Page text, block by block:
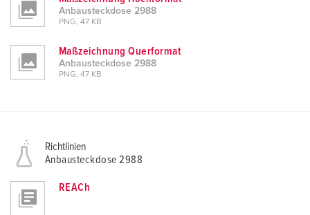
Anbausteckdose 2988
PNG, 47 KB
Maßzeichnung Querformat
Anbausteckdose 2988
PNG, 47 KB
Richtlinien
Anbausteckdose 2988
REACh